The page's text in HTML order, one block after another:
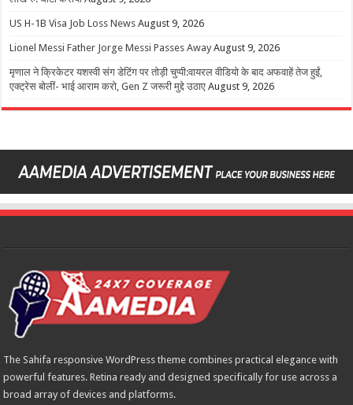
US H-1B Visa Job Loss News August 9, 2026
Lionel Messi Father Jorge Messi Passes Away August 9, 2026
मृणाल ने क्रिकेटर यशस्वी संग डेटिंग पर तोड़ी चुप्पी:वायरल वीडियो के बाद अफवाहें तेज हुईं,
एक्ट्रेस बोलीं- भाई आराम करो, Gen Z जरूरी मुद्दे उठाए August 9, 2026
The Sahifa responsive WordPress theme combines practical elegance with
powerful features. Retina ready and designed specifically for use across a
broad array of devices and platforms.